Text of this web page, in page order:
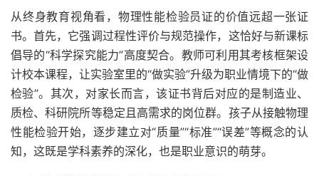
从终身教育视角看，物理性能检验员证的价值远超一张证
书。首先，它强调过程性评价与规范操作，这恰好与新课标
倡导的“科学探究能力”高度契合。教师可利用其考核框架设
计校本课程，让实验室里的“做实验”升级为职业情境下的“做
检验”。其次，对家长而言，该证书背后对应的是制造业、
质检、科研院所等稳定且高需求的岗位群。孩子从接触物理
性能检验开始，逐步建立对“质量”“标准”“误差”等概念的认
知，这既是学科素养的深化，也是职业意识的萌芽。